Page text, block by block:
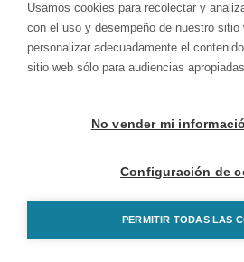
Usamos cookies para recolectar y
con el uso y desempeño de nuestro sitio
personalizar adecuadamente el
sitio web sólo para audiencias
No vender mi
Configuración de
PERMITIR TODAS LAS